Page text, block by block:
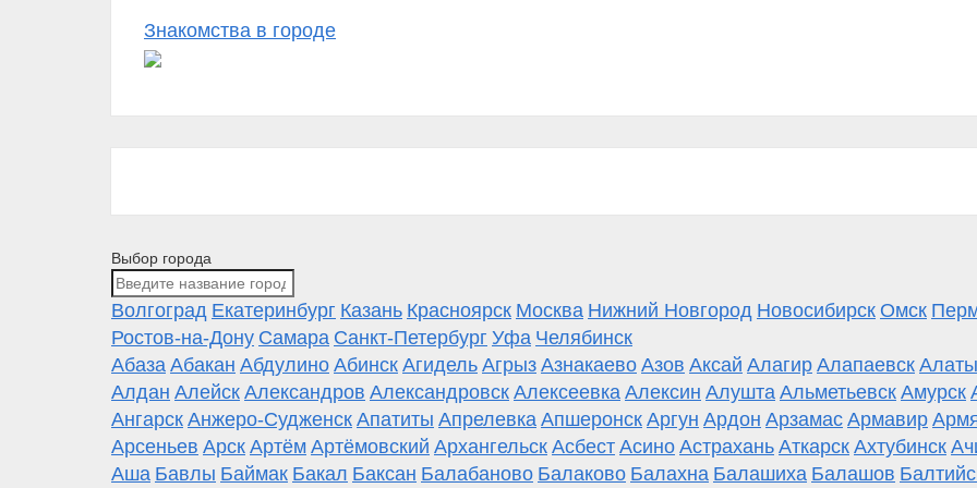
Знакомства в городе
Выбор города
Волгоград Екатеринбург Казань Красноярск Москва Нижний Новгород Новосибирск Омск
Ростов-на-Дону Самара Санкт-Петербург Уфа Челябинск
Абаза Абакан Абдулино Абинск Агидель Агрыз Азнакаево Азов Аксай Алагир Алапаевск
Алдан Алейск Александров Александровск Алексеевка Алексин Алушта Альметьевск Амурск
Ангарск Анжеро-Судженск Апатиты Апрелевка Апшеронск Аргун Ардон Арзамас Армавир
Арсеньев Арск Артём Артёмовский Архангельск Асбест Асино Астрахань Аткарск Ахтубинск
Аша Бавлы Баймак Бакал Баксан Балабаново Балаково Балахна Балашиха Балашов